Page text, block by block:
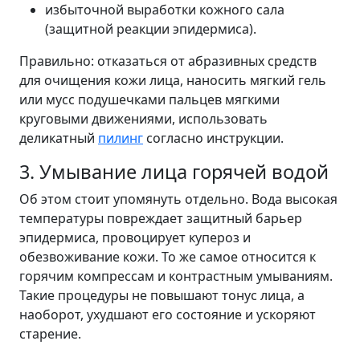
избыточной выработки кожного сала
(защитной реакции эпидермиса).
Правильно: отказаться от абразивных средств
для очищения кожи лица, наносить мягкий гель
или мусс подушечками пальцев мягкими
круговыми движениями, использовать
деликатный пилинг согласно инструкции.
3. Умывание лица горячей водой
Об этом стоит упомянуть отдельно. Вода высокая
температуры повреждает защитный барьер
эпидермиса, провоцирует купероз и
обезвоживание кожи. То же самое относится к
горячим компрессам и контрастным умываниям.
Такие процедуры не повышают тонус лица, а
наоборот, ухудшают его состояние и ускоряют
старение.